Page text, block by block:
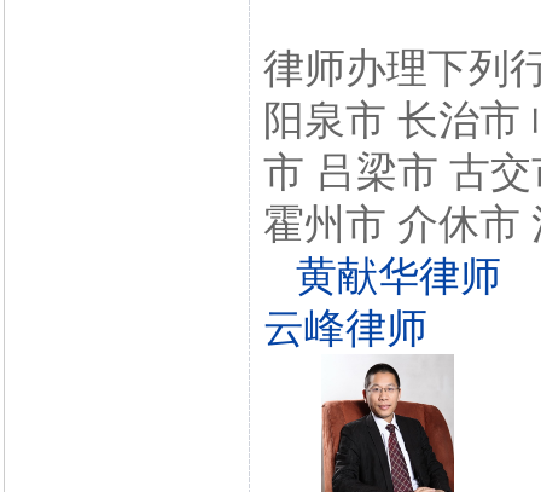
律师办理下列
阳泉市 长治市
市 吕梁市 古
霍州市 介休市
黄献华律师
云峰律师